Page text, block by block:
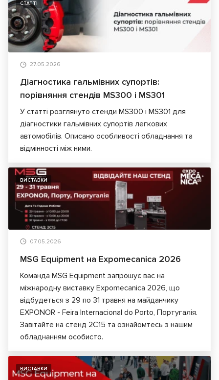
СТАТТІ
27.05.2026
Діагностика гальмівних супортів:
порівняння стендів MS300 і MS301
У статті розглянуто стенди MS300 і MS301 для
діагностики гальмівних супортів легкових
автомобілів. Описано особливості обладнання та
відмінності між ними.
ВИСТАВКИ
07.05.2026
MSG Equipment на Expomecanica 2026
Команда MSG Equipment запрошує вас на
міжнародну виставку Expomecanica 2026, що
відбудеться з 29 по 31 травня на майданчику
EXPONOR - Feira Internacional do Porto, Португалія.
Завітайте на стенд 2C15 та ознайомтесь з нашим
обладнанням особисто.
ВИСТАВКИ